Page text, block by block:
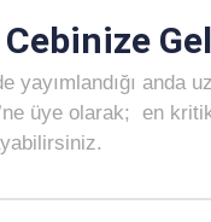
anda
üye olarak; en